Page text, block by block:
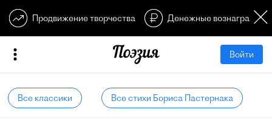
Продвижение творчества Денежные
Войти
Все классики Все стихи Бориса Пастернака